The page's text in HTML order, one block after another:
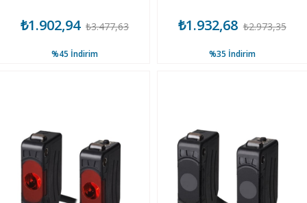
₺1.902,94 ₺3.477,63
%45 İndirim
₺1.932,68 ₺2.973,35
%35 İndirim